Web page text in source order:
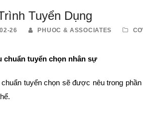
Tuyển Dụng
26 PHUOC & ASSOCIATES
chuẩn tuyển chọn nhân sự
tuyển chọn sẽ được nêu trong